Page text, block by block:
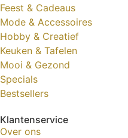
Feest & Cadeaus
Mode & Accessoires
Hobby & Creatief
Keuken & Tafelen
Mooi & Gezond
Specials
Bestsellers
Klantenservice
Over ons